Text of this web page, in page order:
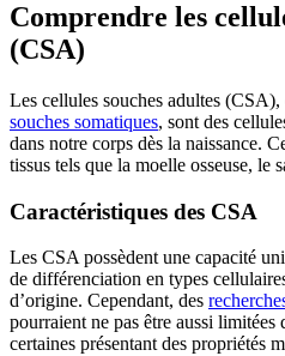
Comprendre les
(CSA)
Les cellules souches adultes (CSA),
souches somatiques, sont des
dans notre corps dès la naissance.
tissus tels que la moelle osseuse, le
Caractéristiques des CSA
Les CSA possèdent une capacité
de différenciation en types
d’origine. Cependant, des
pourraient ne pas être aussi limitées
certaines présentant des propriétés